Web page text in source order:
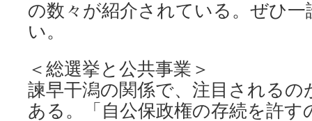
の数々が紹介されている。ぜひ
い。
＜総選挙と公共事業＞
諫早干潟の関係で、注目されるの
ある。「自公保政権の存続を許す